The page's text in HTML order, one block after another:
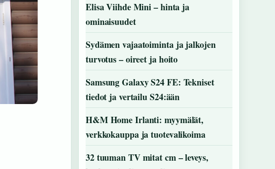
Elisa Viihde Mini – hinta ja
ominaisuudet
Sydämen vajaatoiminta ja jalkojen
turvotus – oireet ja hoito
Samsung Galaxy S24 FE: Tekniset
tiedot ja vertailu S24:ään
H&M Home Irlanti: myymälät,
verkkokauppa ja tuotevalikoima
32 tuuman TV mitat cm – leveys,